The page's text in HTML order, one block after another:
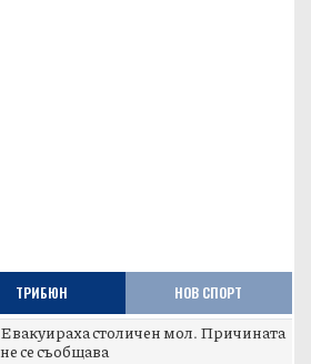
ТРИБЮН НОВ СПОРТ
Евакуираха столичен мол. Причината
не се съобщава